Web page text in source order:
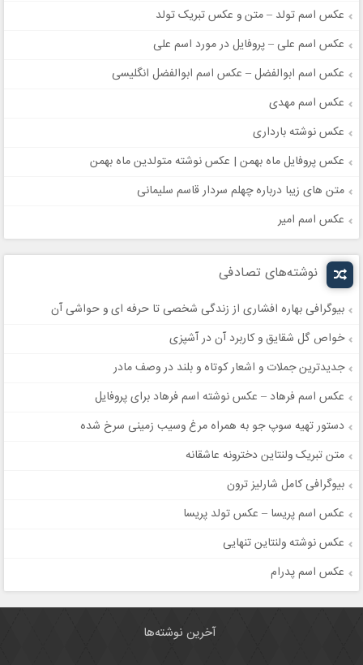
عکس اسم تولد – متن و عکس تبریک تولد
عکس اسم علی – پروفایل در مورد اسم علی
عکس اسم ابوالفضل – عکس اسم ابوالفضل انگلیسی
عکس اسم مهدی
عکس نوشته بارداری
عکس پروفایل ماه بهمن | عکس نوشته متولدین ماه بهمن
متن های زیبا درباره چهلم سردار قاسم سلیمانی
عکس اسم امیر
نوشته‌های تصادفی
بیوگرافی بهاره افشاری از زندگی شخصی تا حرفه ای و حواشی آن
خواص گل شقایق و کاربرد آن در آشپزی
جدیدترین جملات و اشعار کوتاه و بلند در وصف مادر
عکس اسم فرهاد – عکس نوشته اسم فرهاد برای پروفایل
دستور تهیه سوپ جو به همراه مرغ وسیب زمینی سرخ شده
متن تبریک ولنتاین دخترونه عاشقانه
بیوگرافی کامل شارلیز ترون
عکس اسم پریسا – عکس تولد پریسا
عکس نوشته ولنتاین تنهایی
عکس اسم پدرام
آخرین نوشته‌ها